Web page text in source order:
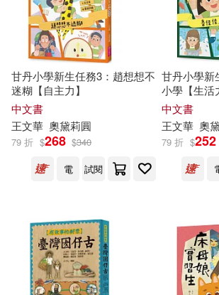
李悅心(1)
杜國清(1)
林哲璋等(1) 林文月(1)
梁晨(1)
武建國，王文華，唐敬業（主編）
山東文藝出版社(1)
廈門大學出版社(1)
復旦大學出版社(1)
未來出版(1) 東方出版中心(1)
武漢大學出版社(1)
甘丹小學新生任務3：趙想想不
迷糊【自主力】
中文書
王文華 奧黛莉圓
79 折 $268 $340
電
試閱
甘丹小學新
小學【生活
中文書
王文華 奧
79 折 $252